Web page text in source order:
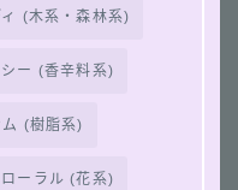
ィ (木系・森林系)
ー (香辛料系)
ム (樹脂系)
ローラル (花系)